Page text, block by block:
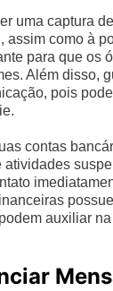
uma captura
assim como à
para que os
Além disso,
pois
contas
atividades
auxiliar